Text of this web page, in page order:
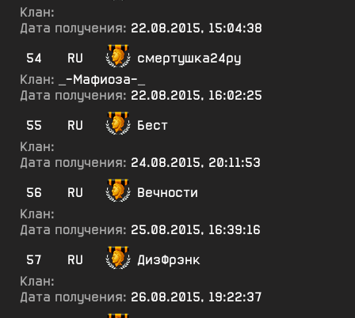
Клан:
Дата получения: 22.08.2015, 15:04:38
54
RU
смертушка24ру
Клан:
_-Мафиоза-_
Дата получения: 22.08.2015, 16:02:25
55
RU
Бест
Клан:
Дата получения: 24.08.2015, 20:11:53
56
RU
Вечности
Клан:
Дата получения: 25.08.2015, 16:39:16
57
RU
ДизФрэнк
Клан:
Дата получения: 26.08.2015, 19:22:37